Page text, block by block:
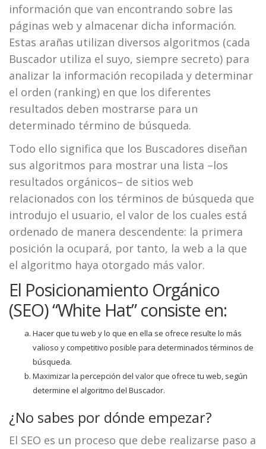
información que van encontrando sobre las
páginas web y almacenar dicha información.
Estas arañas utilizan diversos algoritmos (cada
Buscador utiliza el suyo, siempre secreto) para
analizar la información recopilada y determinar
el orden (ranking) en que los diferentes
resultados deben mostrarse para un
determinado término de búsqueda.
Todo ello significa que los Buscadores diseñan
sus algoritmos para mostrar una lista –los
resultados orgánicos– de sitios web
relacionados con los términos de búsqueda que
introdujo el usuario, el valor de los cuales está
ordenado de manera descendente: la primera
posición la ocupará, por tanto, la web a la que
el algoritmo haya otorgado más valor.
El Posicionamiento Orgánico
(SEO) “White Hat” consiste en:
Hacer que tu web y lo que en ella se ofrece resulte lo más
valioso y competitivo posible para determinados términos de
búsqueda.
Maximizar la percepción del valor que ofrece tu web, según
determine el algoritmo del Buscador.
¿No sabes por dónde empezar?
El SEO es un proceso que debe realizarse paso a